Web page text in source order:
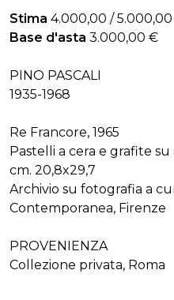
Stima 4.000,00 /
Base d'asta 3.000,00 €
PINO PASCALI
1935-1968
Re Francore, 1965
Pastelli a cera e grafite su
cm. 20,8x29,7
Archivio su fotografia a
Contemporanea, Firenze
PROVENIENZA
Collezione privata, Roma